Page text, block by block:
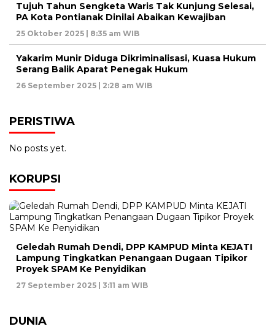
Tujuh Tahun Sengketa Waris Tak Kunjung Selesai,
PA Kota Pontianak Dinilai Abaikan Kewajiban
25 Oktober 2025 | 8:35 am WIB
Yakarim Munir Diduga Dikriminalisasi, Kuasa Hukum
Serang Balik Aparat Penegak Hukum
26 September 2025 | 2:28 am WIB
PERISTIWA
No posts yet.
KORUPSI
Geledah Rumah Dendi, DPP KAMPUD Minta KEJATI
Lampung Tingkatkan Penangaan Dugaan Tipikor
Proyek SPAM Ke Penyidikan
27 September 2025 | 3:11 am WIB
DUNIA